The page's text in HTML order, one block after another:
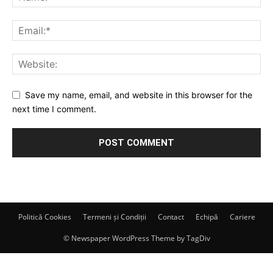
Save my name, email, and website in this browser for the
next time I comment.
Politică Cookies Termeni și Condiții Contact Echipă Cariere
© Newspaper WordPress Theme by TagDiv